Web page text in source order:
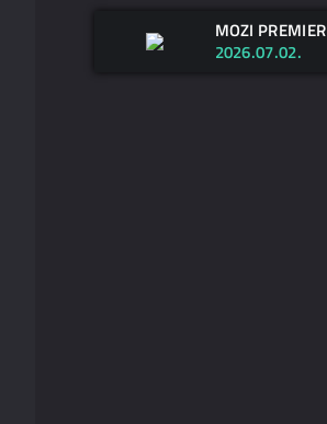
MOZI PREMIER
2026.07.02.